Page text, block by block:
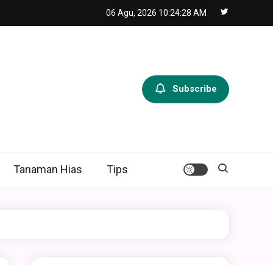
06 Agu, 2026 10:24:30 AM
Subscribe
Tanaman Hias Tips